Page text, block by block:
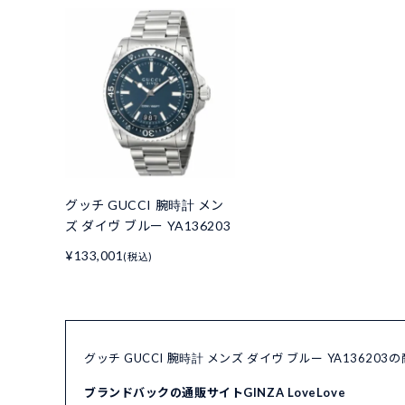
グッチ GUCCI 腕時計 メン
ズ ダイヴ ブルー YA136203
¥133,001 (税込)
グッチ GUCCI 腕時計 メンズ ダイヴ ブルー YA136203の
ブランドバックの通販サイトGINZA LoveLove